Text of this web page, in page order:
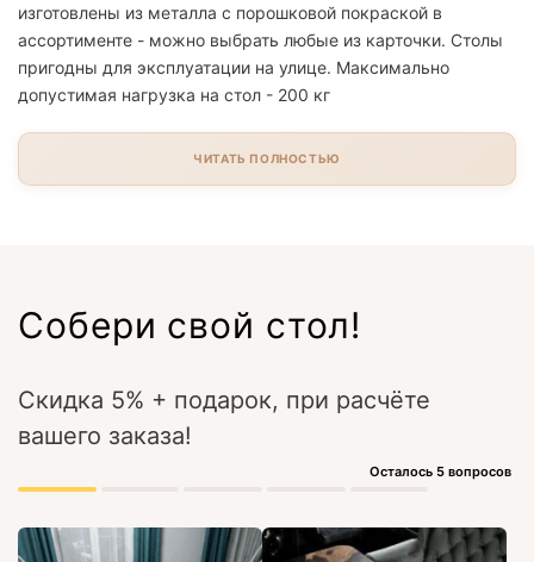
изготовлены из металла с порошковой покраской в
ассортименте - можно выбрать любые из карточки. Столы
пригодны для эксплуатации на улице. Максимально
допустимая нагрузка на стол - 200 кг
ЧИТАТЬ ПОЛНОСТЬЮ
Собери свой стол!
Скидка 5% + подарок, при расчёте
вашего заказа!
Осталось 5 вопросов